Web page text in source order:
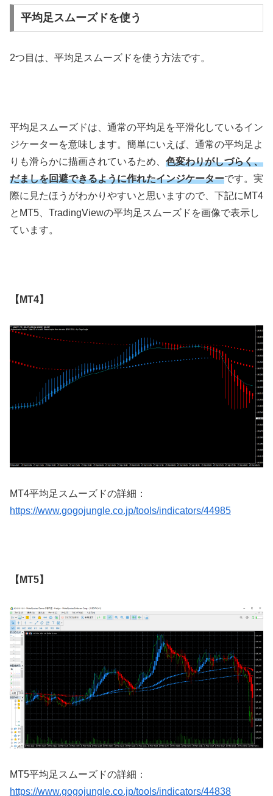
平均足スムーズドを使う
2つ目は、平均足スムーズドを使う方法です。
平均足スムーズドは、通常の平均足を平滑化しているイン
ジケーターを意味します。簡単にいえば、通常の平均足よ
りも滑らかに描画されているため、 色変わりがしづらく、
だましを回避できるように作れたインジケーターです。実
際に見たほうがわかりやすいと思いますので、下記に MT4
とMT5、 TradingViewの平均足スムーズドを画像で表示し
ています。
【MT4】
MT4平均足スムーズドの詳細：
https://www.gogojungle.co.jp/tools/indicators/44985
【MT5】
MT5平均足スムーズドの詳細：
https://www.gogojungle.co.jp/tools/indicators/44838